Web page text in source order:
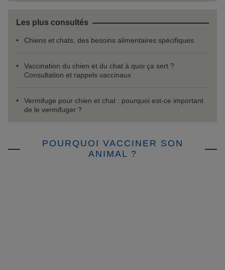
Les plus consultés
Chiens et chats, des besoins alimentaires spécifiques
Vaccination du chien et du chat à quoi ça sert ?
Consultation et rappels vaccinaux
Vermifuge pour chien et chat : pourquoi est-ce important
de le vermifuger ?
POURQUOI VACCINER SON
ANIMAL ?
notre Politique de protection des donnéeset notre